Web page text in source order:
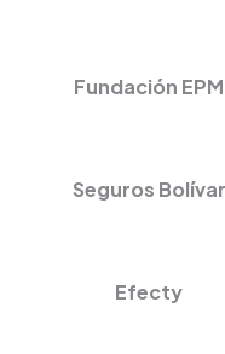
Fundación EPM
Seguros Bolívar
Efecty